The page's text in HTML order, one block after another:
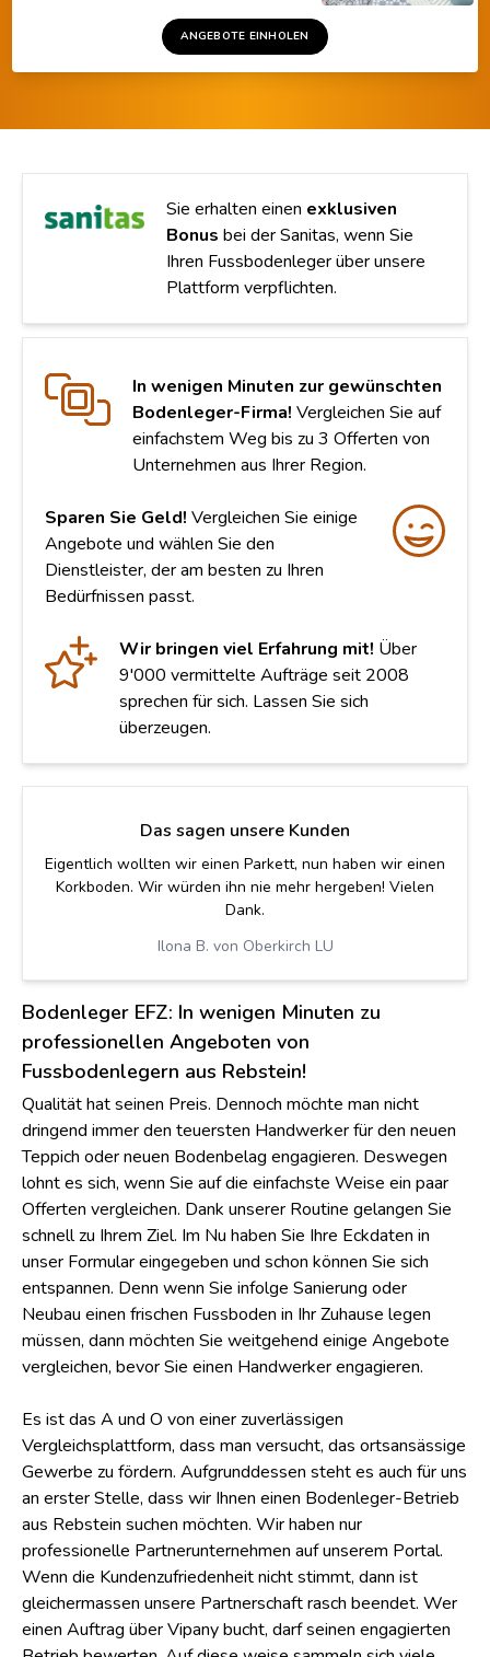
ANGEBOTE EINHOLEN
Bodenleger EFZ: In wenigen Minuten zu
professionellen Angeboten von
Fussbodenlegern aus Rebstein!
Qualität hat seinen Preis. Dennoch möchte man nicht
dringend immer den teuersten Handwerker für den neuen
Teppich oder neuen Bodenbelag engagieren. Deswegen
lohnt es sich, wenn Sie auf die einfachste Weise ein paar
Offerten vergleichen. Dank unserer Routine gelangen Sie
schnell zu Ihrem Ziel. Im Nu haben Sie Ihre Eckdaten in
unser Formular eingegeben und schon können Sie sich
entspannen. Denn wenn Sie infolge Sanierung oder
Neubau einen frischen Fussboden in Ihr Zuhause legen
müssen, dann möchten Sie weitgehend einige Angebote
vergleichen, bevor Sie einen Handwerker engagieren.
Es ist das A und O von einer zuverlässigen
Vergleichsplattform, dass man versucht, das ortsansässige
Gewerbe zu fördern. Aufgrunddessen steht es auch für uns
an erster Stelle, dass wir Ihnen einen Bodenleger-Betrieb
aus Rebstein suchen möchten. Wir haben nur
professionelle Partnerunternehmen auf unserem Portal.
Wenn die Kundenzufriedenheit nicht stimmt, dann ist
gleichermassen unsere Partnerschaft rasch beendet. Wer
einen Auftrag über Vipany bucht, darf seinen engagierten
Sie erhalten einen exklusiven
Bonus bei der Sanitas, wenn Sie
Ihren Fussbodenleger über unsere
Plattform verpflichten.
In wenigen Minuten zur gewünschten
Bodenleger-Firma! Vergleichen Sie auf
einfachstem Weg bis zu 3 Offerten von
Unternehmen aus Ihrer Region.
Sparen Sie Geld! Vergleichen Sie einige
Angebote und wählen Sie den
Dienstleister, der am besten zu Ihren
Bedürfnissen passt.
Wir bringen viel Erfahrung mit! Über
9'000 vermittelte Aufträge seit 2008
sprechen für sich. Lassen Sie sich
überzeugen.
Das sagen unsere Kunden
Eigentlich wollten wir einen Parkett, nun haben wir einen
Korkboden. Wir würden ihn nie mehr hergeben! Vielen
Dank.
Ilona B. von Oberkirch LU